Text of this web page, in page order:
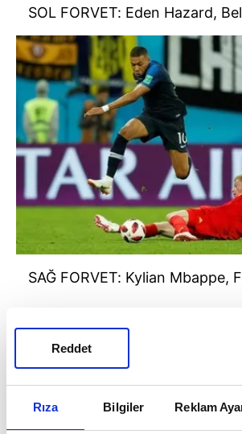
Rıza Bilgiler Reklam
Reddet
SOL FORVET: Eden Hazard,
SAĞ FORVET: Kylian Mbappe,